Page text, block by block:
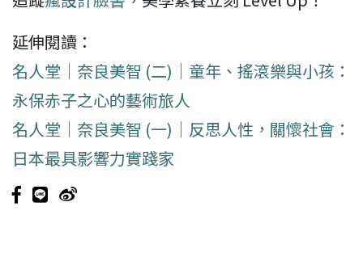
延伸閱讀：
名人堂｜奈良美智 (二)｜童年、搖滾樂與小孩：
永保赤子之心的藝術旅人
名人堂｜奈良美智 (一)｜反思人性，關懷社會：
日本最具影響力實踐家